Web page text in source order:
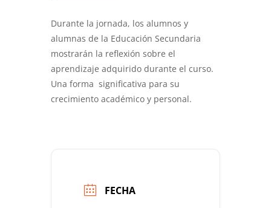
Durante la jornada, los alumnos y
alumnas de la Educación Secundaria
mostrarán la reflexión sobre el
aprendizaje adquirido durante el curso.
Una forma significativa para su
crecimiento académico y personal.
FECHA